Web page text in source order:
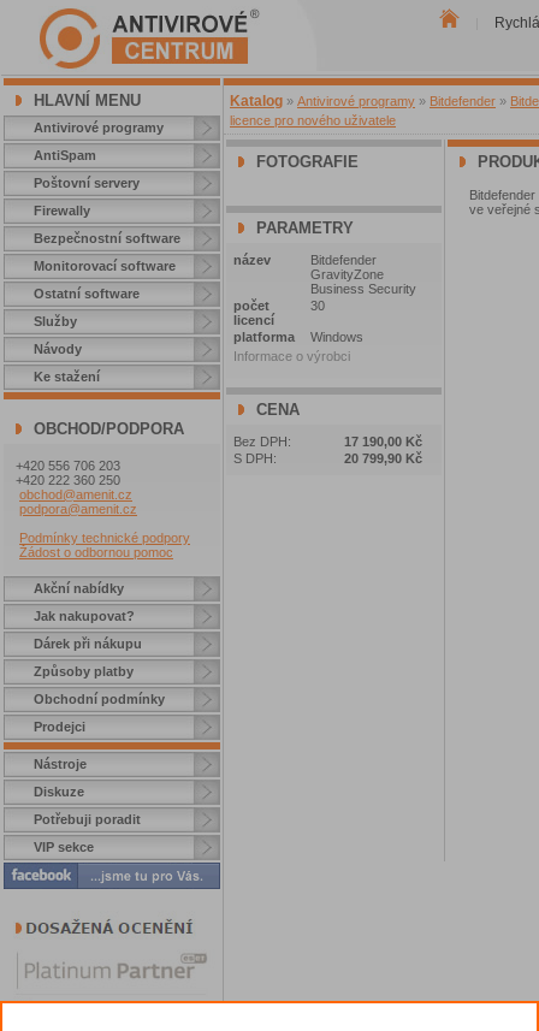
HLAVNÍ MENU
Antivirové programy
AntiSpam
Poštovní servery
Firewally
Bezpečnostní software
Monitorovací software
Ostatní software
Služby
Návody
Ke stažení
OBCHOD/PODPORA
+420 556 706 203
+420 222 360 250
obchod@amenit.cz
podpora@amenit.cz
Podmínky technické podpory
Žádost o odbornou pomoc
Akční nabídky
Jak nakupovat?
Dárek při nákupu
Způsoby platby
Obchodní podmínky
Prodejci
Nástroje
Diskuze
Potřebuji poradit
VIP sekce
Katalog » Antivirové programy » Bitdefender »
licence pro nového uživatele
FOTOGRAFIE
PARAMETRY
název
Bitdefender
GravityZone
Business Security
počet
licencí
30
platforma
Windows
Informace o výrobci
CENA
Bez DPH:
17 190,00 Kč
S DPH:
20 799,90 Kč
ve veřejné